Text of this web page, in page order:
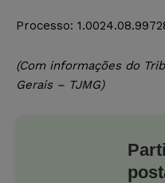
Processo:
(Com informações do
Gerais – TJMG)